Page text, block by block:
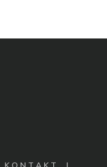
K O N T A K T |